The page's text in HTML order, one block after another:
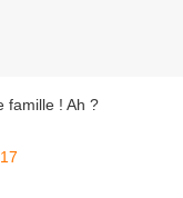
famille ! Ah ?